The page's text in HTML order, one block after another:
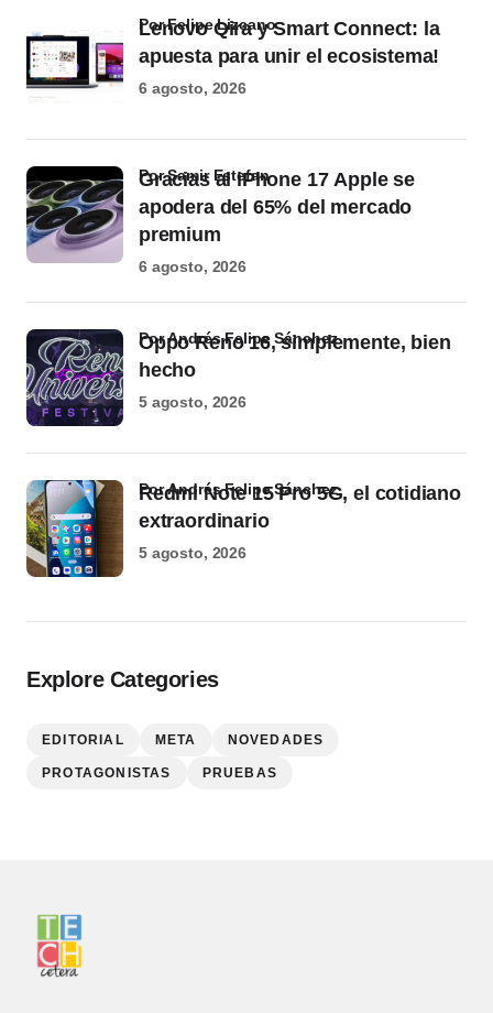
Lenovo Qira y Smart Connect: la
apuesta para unir el ecosistema!
por Felipe Lizcano
6 agosto, 2026
Gracias al iPhone 17 Apple se
apodera del 65% del mercado
premium
por Samir Estefan
6 agosto, 2026
Oppo Reno 16, simplemente, bien
hecho
por Andrés Felipe Sánchez
5 agosto, 2026
Redmi Note 15 Pro 5G, el cotidiano
extraordinario
por Andrés Felipe Sánchez
5 agosto, 2026
Explore Categories
EDITORIAL META NOVEDADES
PROTAGONISTAS PRUEBAS